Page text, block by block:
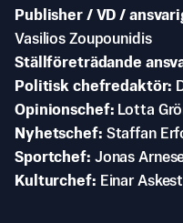
Publisher / VD /
Vasilios Zoupounidis
Ställföreträdande
Politisk chefredaktör
Opinionschef
Lotta
Nyhetschef Staffan
Sportchef Jonas
Kulturchef
Einar